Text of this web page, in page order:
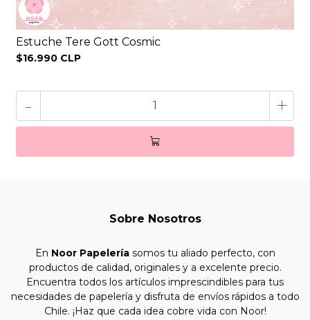
Estuche Tere Gott Cosmic
$16.990 CLP
- +
Sobre Nosotros
En Noor Papeleríasomos tu aliado perfecto, con
productos de calidad, originales y a excelente precio.
Encuentra todos los artículos imprescindibles para tus
necesidades de papelería y disfruta de envíos rápidos a todo
Chile. ¡Haz que cada idea cobre vida con Noor!